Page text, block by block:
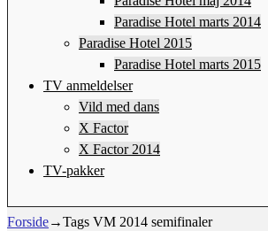
Paradise Hotel marts 2014
Paradise Hotel 2015
Paradise Hotel marts 2015
TV anmeldelser
Vild med dans
X Factor
X Factor 2014
TV-pakker
Forside→Tags VM 2014 semifinaler